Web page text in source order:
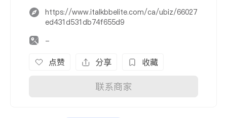
https://www.italkbbelite.com/ca/ubiz/66027
ed431d531db74f655d9
-
点赞 分享 收藏
联系商家